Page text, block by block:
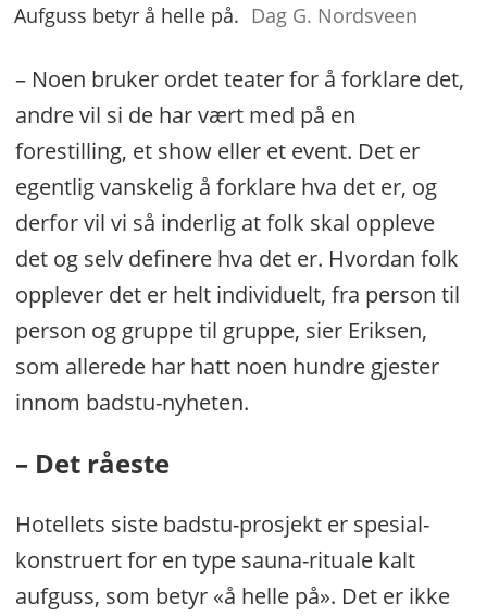
Aufguss betyr å helle på. Dag G. Nordsveen
– Noen bruker ordet teater for å forklare det,
andre vil si de har vært med på en
forestilling, et show eller et event. Det er
egentlig vanskelig å forklare hva det er, og
derfor vil vi så inderlig at folk skal oppleve
det og selv definere hva det er. Hvordan folk
opplever det er helt individuelt, fra person til
person og gruppe til gruppe, sier Eriksen,
som allerede har hatt noen hundre gjester
innom badstu-nyheten.
– Det råeste
Hotellets siste badstu-prosjekt er spesial-
konstruert for en type sauna-rituale kalt
aufguss, som betyr «å helle på». Det er ikke